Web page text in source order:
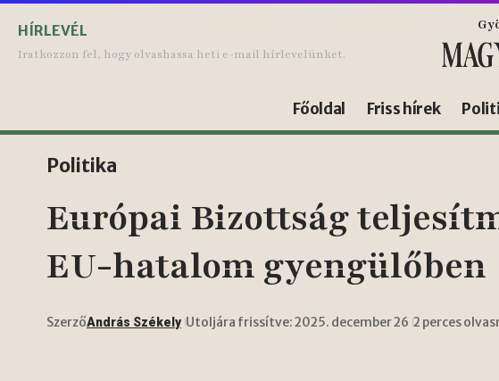
HÍRLEVÉL
Iratkozzon fel, hogy olvashassa heti e-mail hírlevelünket.
Főoldal Friss hírek
Politika
Európai Bizottság
EU-hatalom gyengülőben
SzerzőAndrás Székely Utoljára frissítve: 2025. december 26 2 perces